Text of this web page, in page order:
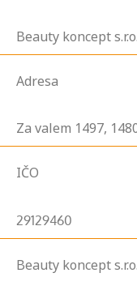
Beauty koncept s.r.o.
Adresa
Za valem 1497,
IČO
29129460
Beauty koncept s.r.o.